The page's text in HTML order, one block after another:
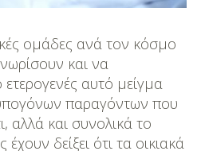
ομάδες ανά τον κόσμο
και να
αυτό μείγμα
παραγόντων που
αλλά και συνολικά το
έχουν δείξει ότι τα οικιακά